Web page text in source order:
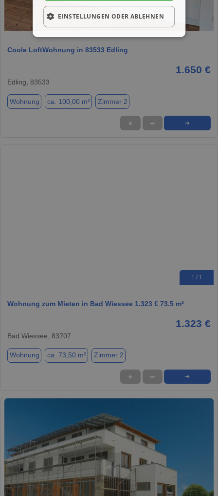
1 / 7
Coole LoftWohnung in 83533 Edling
1.650 €
Edling, 83533
Wohnung ca. 100,00 m² Zimmer 2
★ ➦ ➜
1 / 1
Wohnung zum Mieten in Bad Wiessee 1.323 € 73.5 m²
1.323 €
Bad Wiessee, 83707
Wohnung ca. 73,50 m² Zimmer 2
★ ➦ ➜
EINSTELLUNGEN ODER ABLEHNEN